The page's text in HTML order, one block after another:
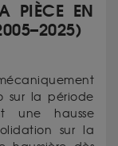
PIÈCE EN
sur la période
une hausse
sur la